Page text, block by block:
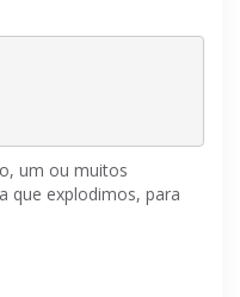
um ou muitos
que explodimos, para